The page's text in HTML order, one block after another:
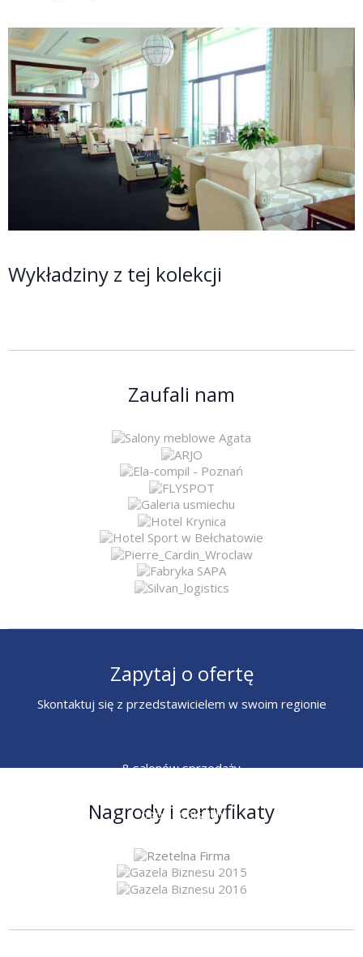
Wykładziny z tej kolekcji
Zaufali nam
Zapytaj o ofertę
Skontaktuj się z przedstawicielem w swoim regionie
8 salonów sprzedaży
ogólnopolskich
Nagrody i certyfikaty